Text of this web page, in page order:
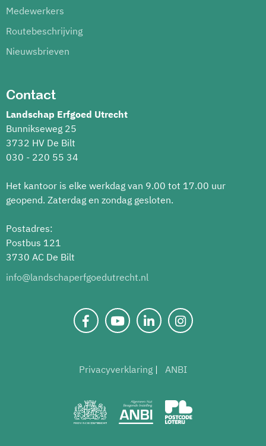
Medewerkers
Routebeschrijving
Nieuwsbrieven
Contact
Landschap Erfgoed Utrecht
Bunnikseweg 25
3732 HV De Bilt
030 - 220 55 34
Het kantoor is elke werkdag van 9.00 tot 17.00 uur
geopend. Zaterdag en zondag gesloten.
Postadres:
Postbus 121
3730 AC De Bilt
info@landschaperfgoedutrecht.nl
Privacyverklaring ANBI